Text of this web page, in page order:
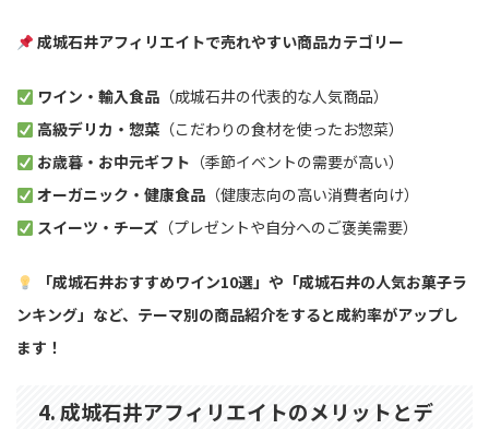
成城石井アフィリエイトで売れやすい商品カテゴリー
ワイン・輸入食品（成城石井の代表的な人気商品）
高級デリカ・惣菜（こだわりの食材を使ったお惣菜）
お歳暮・お中元ギフト （季節イベントの需要が高い）
オーガニック・健康食品（健康志向の高い消費者向け）
スイーツ・チーズ（プレゼントや自分へのご褒美需要）
「成城石井おすすめワイン10選」や「成城石井の人気お菓子ラ
ンキング」など、テーマ別の商品紹介をすると成約率がアップし
ます！
4. 成城石井アフィリエイトのメリットとデ